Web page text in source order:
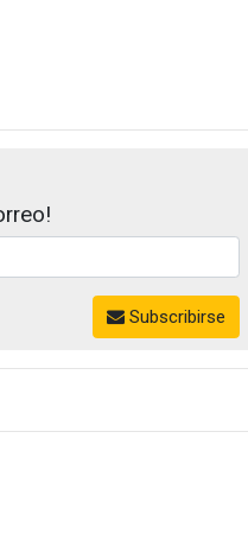
Subscribirse